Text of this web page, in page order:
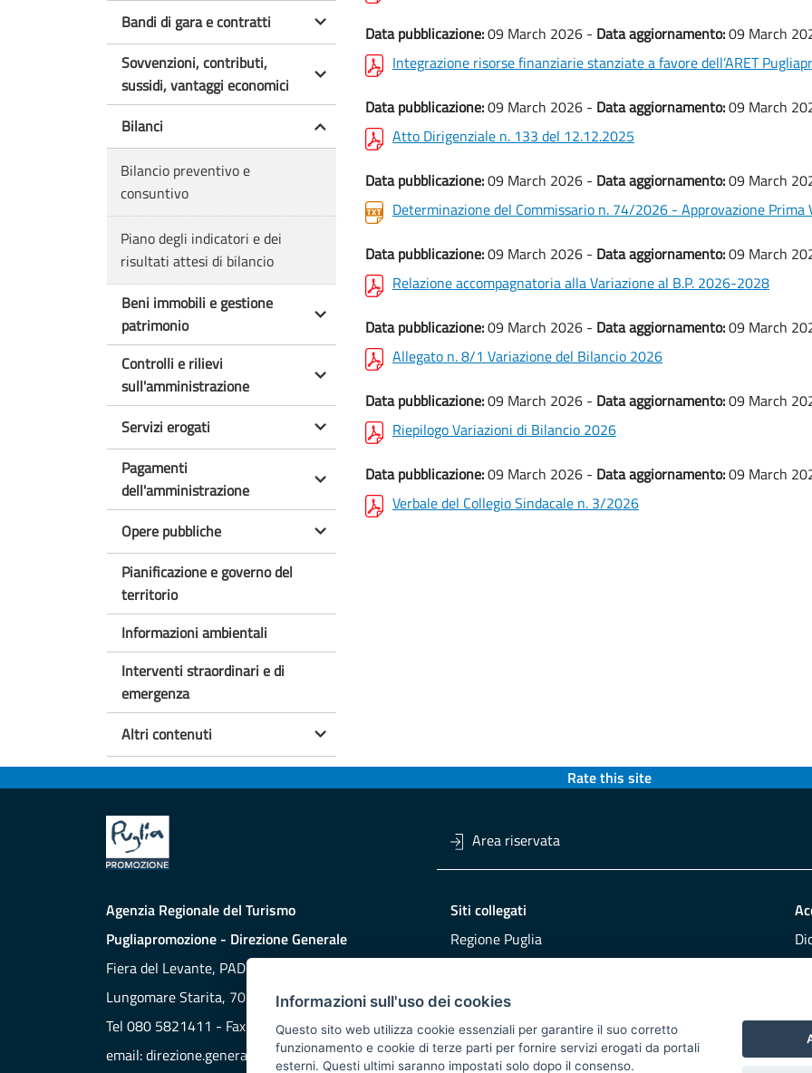
Informazioni sull'uso dei cookies
Questo sito web utilizza cookie essenziali per garantire il suo corretto
funzionamento e cookie di terze parti per fornire servizi erogati da portali
esterni. Questi ultimi saranno impostati solo dopo il consenso.
Bandi di gara e contratti
Sovvenzioni, contributi,
sussidi, vantaggi economici
Bilanci
Bilancio preventivo e
consuntivo
Piano degli indicatori e dei
risultati attesi di bilancio
Beni immobili e gestione
patrimonio
Controlli e rilievi
sull'amministrazione
Servizi erogati
Pagamenti
dell'amministrazione
Opere pubbliche
Pianificazione e governo del
territorio
Informazioni ambientali
Interventi straordinari e di
emergenza
Altri contenuti
Data pubblicazione:09 March 2026 - Data aggiornamento:09 March
Integrazione risorse finanziarie stanziate a favore dell’ARET
Data pubblicazione:09 March 2026 - Data aggiornamento:09 March
Atto Dirigenziale n. 133 del 12.12.2025
Data pubblicazione:09 March 2026 - Data aggiornamento:09 March
Determinazione del Commissario n. 74/2026 - Approvazione
Data pubblicazione:09 March 2026 - Data aggiornamento:09 March
Relazione accompagnatoria alla Variazione al B.P. 2026-2028
Data pubblicazione:09 March 2026 - Data aggiornamento:09 March
Allegato n. 8/1 Variazione del Bilancio 2026
Data pubblicazione:09 March 2026 - Data aggiornamento:09 March
Riepilogo Variazioni di Bilancio 2026
Data pubblicazione:09 March 2026 - Data aggiornamento:09 March
Verbale del Collegio Sindacale n. 3/2026
Rate this site
Area riservata
Agenzia Regionale del Turismo
Pugliapromozione - Direzione Generale
Fiera del Levante, PAD. 172
Lungomare Starita, 70132 BARI
Tel 080 5821411 - Fax 080 5821429
email:direzione.generale@aret.regione.puglia.it
Siti collegati
Regione Puglia
DMS Puglia
Buy Puglia